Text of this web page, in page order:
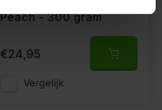
Peach - 300 gram
€24,95
Vergelijk